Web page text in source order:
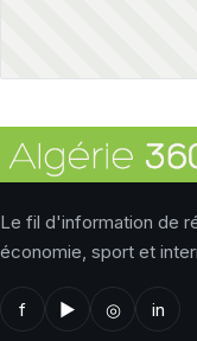
Le fil d'information de
économie, sport et
f ▶ ◎ in